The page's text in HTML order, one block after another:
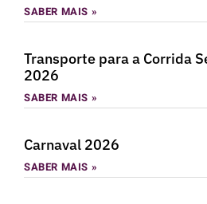
SABER MAIS »
Transporte para a Corrida
2026
SABER MAIS »
Carnaval 2026
SABER MAIS »